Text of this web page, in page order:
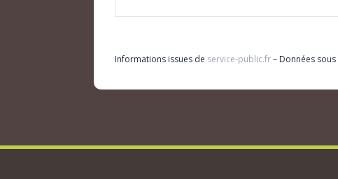
Informations issues de service-public.fr– Données sous